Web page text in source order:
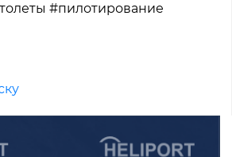
#пилотирование